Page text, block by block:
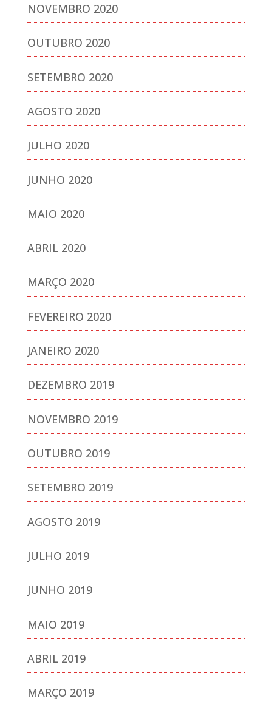
NOVEMBRO 2020
OUTUBRO 2020
SETEMBRO 2020
AGOSTO 2020
JULHO 2020
JUNHO 2020
MAIO 2020
ABRIL 2020
MARÇO 2020
FEVEREIRO 2020
JANEIRO 2020
DEZEMBRO 2019
NOVEMBRO 2019
OUTUBRO 2019
SETEMBRO 2019
AGOSTO 2019
JULHO 2019
JUNHO 2019
MAIO 2019
ABRIL 2019
MARÇO 2019